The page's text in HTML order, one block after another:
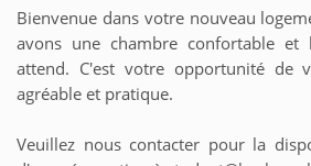
Bienvenue dans votre nouveau
avons une chambre confortable
attend. C'est votre opportunité de
agréable et pratique.
Veuillez nous contacter pour la